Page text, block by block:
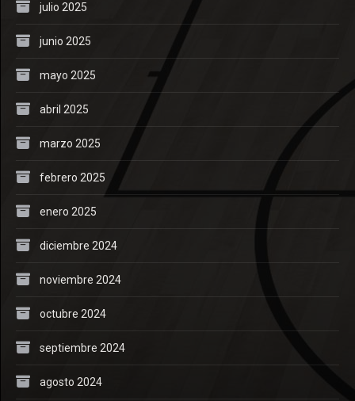
julio 2025
junio 2025
mayo 2025
abril 2025
marzo 2025
febrero 2025
enero 2025
diciembre 2024
noviembre 2024
octubre 2024
septiembre 2024
agosto 2024